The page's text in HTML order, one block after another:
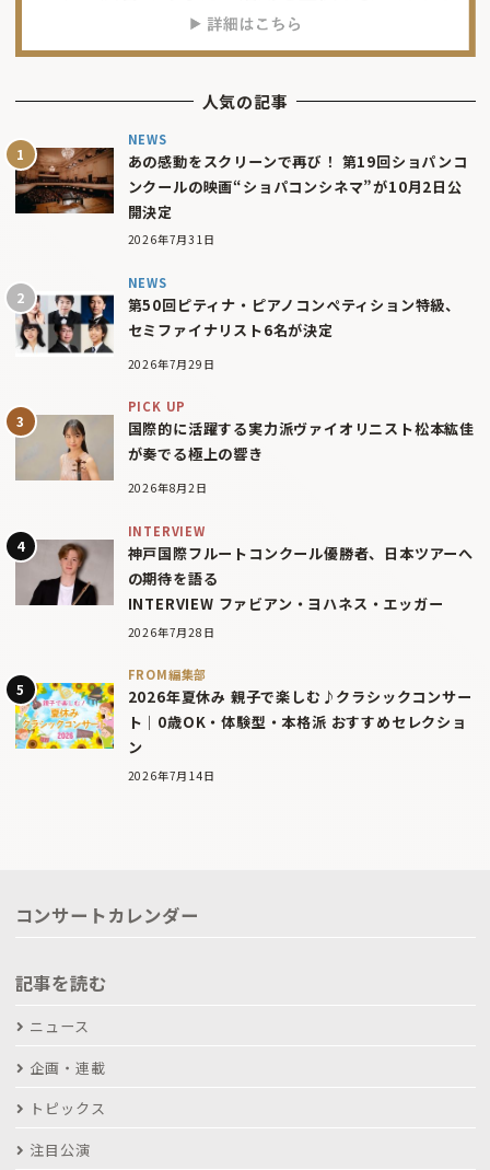
人気の記事
NEWS
あの感動をスクリーンで再び！ 第19回ショパンコ
ンクールの映画“ショパコンシネマ”が10月2日公
開決定
2026年7月31日
NEWS
第50回ピティナ・ピアノコンペティション特級、
セミファイナリスト6名が決定
2026年7月29日
PICK UP
国際的に活躍する実力派ヴァイオリニスト松本紘佳
が奏でる極上の響き
2026年8月2日
INTERVIEW
神戸国際フルートコンクール優勝者、日本ツアーへ
の期待を語る
INTERVIEW ファビアン・ヨハネス・エッガー
2026年7月28日
FROM編集部
2026年夏休み 親子で楽しむ♪クラシックコンサー
ト｜0歳OK・体験型・本格派 おすすめセレクショ
ン
2026年7月14日
コンサートカレンダー
記事を読む
ニュース
企画・連載
トピックス
注目公演